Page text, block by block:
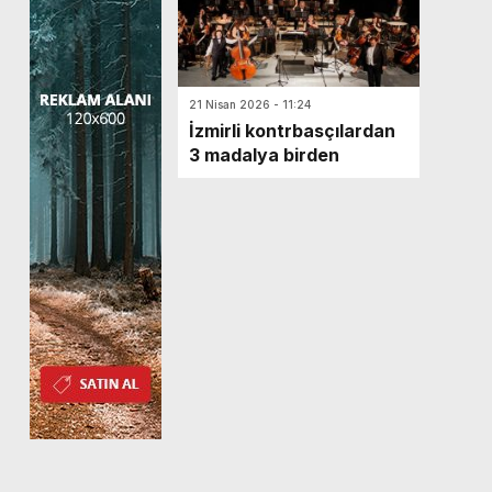
21 Nisan 2026 - 11:24
İzmirli kontrbasçılardan
3 madalya birden